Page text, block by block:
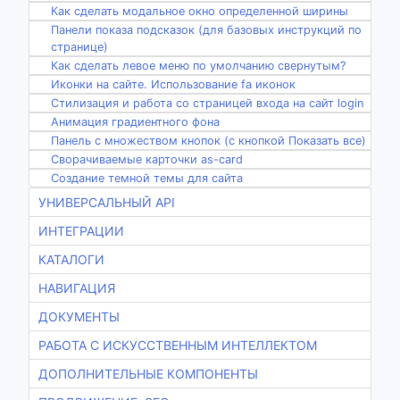
Как сделать модальное окно определенной ширины
Панели показа подсказок (для базовых инструкций по
странице)
Как сделать левое меню по умолчанию свернутым?
Иконки на сайте. Использование fa иконок
Стилизация и работа со страницей входа на сайт login
Анимация градиентного фона
Панель с множеством кнопок (с кнопкой Показать все)
Сворачиваемые карточки as-card
Создание темной темы для сайта
УНИВЕРСАЛЬНЫЙ API
ИНТЕГРАЦИИ
КАТАЛОГИ
НАВИГАЦИЯ
ДОКУМЕНТЫ
РАБОТА С ИСКУССТВЕННЫМ ИНТЕЛЛЕКТОМ
ДОПОЛНИТЕЛЬНЫЕ КОМПОНЕНТЫ